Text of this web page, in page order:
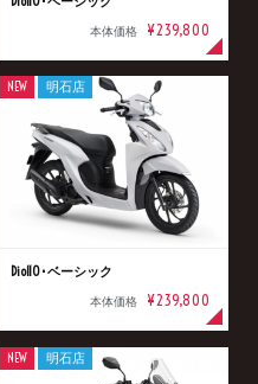
本体価格 ¥239,800
Dio110･ベーシック
本体価格 ¥239,800
NEW 明石店
NEW 明石店